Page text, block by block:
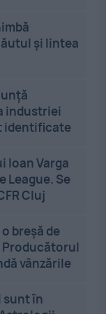
și lintea
industriei
identificate
Ioan Varga
League. Se
Cluj
breșă de
vânzările
sunt în